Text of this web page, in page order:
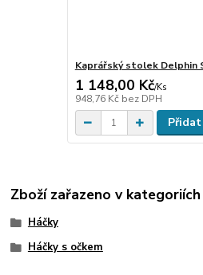
Kaprářský stolek Delphin
1 148,00 Kč/Ks
948,76 Kč bez DPH
Zboží zařazeno v kategoriích
Háčky
Háčky s očkem